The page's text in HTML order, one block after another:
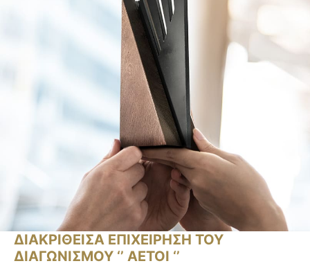
ΔΙΑΚΡΙΘΕΙΣΑ ΕΠΙΧΕΙΡΗΣΗ ΤΟΥ
ΔΙΑΓΩΝΙΣΜΟΥ ‘’ ΑΕΤΟΙ ‘’